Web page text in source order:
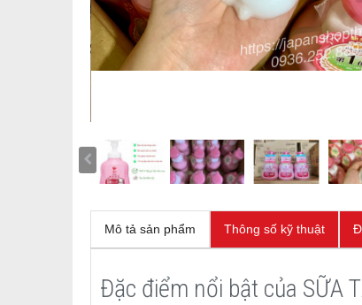
Mô tả sản phẩm Thông số kỹ thuật
Đặc điểm nổi bật của SỮA